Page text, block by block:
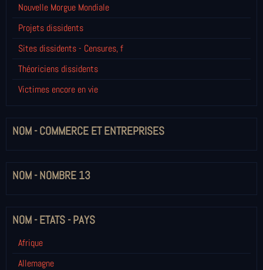
Nouvelle Morgue Mondiale
Projets dissidents
Sites dissidents - Censures, f
Théoriciens dissidents
Victimes encore en vie
NOM - COMMERCE ET ENTREPRISES
NOM - NOMBRE 13
NOM - ETATS - PAYS
Afrique
Allemagne